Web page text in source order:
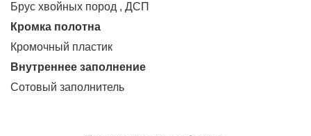
Брус хвойных пород , ДСП
Кромка полотна
Кромочный пластик
Внутреннее заполнение
Сотовый заполнитель